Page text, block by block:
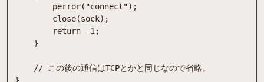
perror( "connect") ;
close(sock) ;
return
-1 ;
}